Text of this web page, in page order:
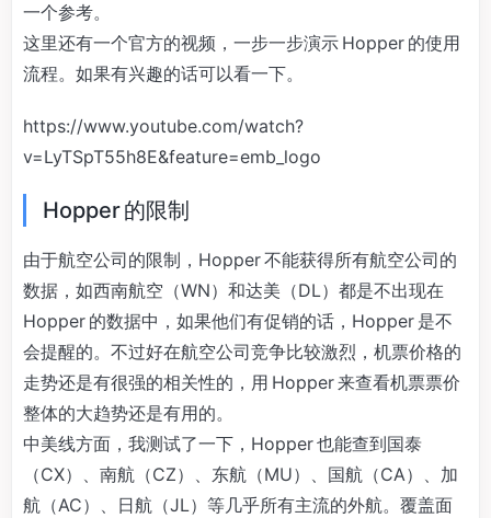
一个参考。
这里还有一个官方的视频，一步一步演示 Hopper 的使用
流程。如果有兴趣的话可以看一下。
https://www.youtube.com/watch?
v=LyTSpT55h8E&feature=emb_logo
Hopper 的限制
由于航空公司的限制，Hopper 不能获得所有航空公司的
数据，如西南航空（WN）和达美（DL）都是不出现在
Hopper 的数据中，如果他们有促销的话，Hopper 是不
会提醒的。不过好在航空公司竞争比较激烈，机票价格的
走势还是有很强的相关性的，用 Hopper 来查看机票票价
整体的大趋势还是有用的。
中美线方面，我测试了一下，Hopper 也能查到国泰
（CX）、南航（CZ）、东航（MU）、国航（CA）、加
航（AC）、日航（JL）等几乎所有主流的外航。覆盖面